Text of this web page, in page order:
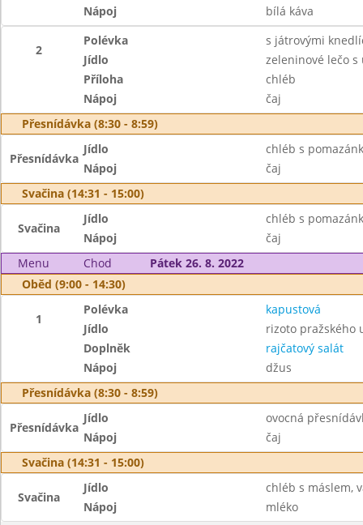
Nápoj
bílá káva
2
Polévka
s játrovými
Jídlo
zeleninové lečo s
Příloha
chléb
Nápoj
čaj
Přesnídávka (8:30 - 8:59)
Přesnídávka
Jídlo
chléb s
Nápoj
čaj
Svačina (14:31 - 15:00)
Svačina
Jídlo
chléb s
Nápoj
čaj
Menu
Chod
Pátek 26. 8. 2022
Oběd (9:00 - 14:30)
1
Polévka
kapustová
Jídlo
rizoto pražského
Doplněk
rajčatový salát
Nápoj
džus
Přesnídávka (8:30 - 8:59)
Přesnídávka
Jídlo
ovocná
Nápoj
čaj
Svačina (14:31 - 15:00)
Svačina
Jídlo
chléb s máslem,
Nápoj
mléko